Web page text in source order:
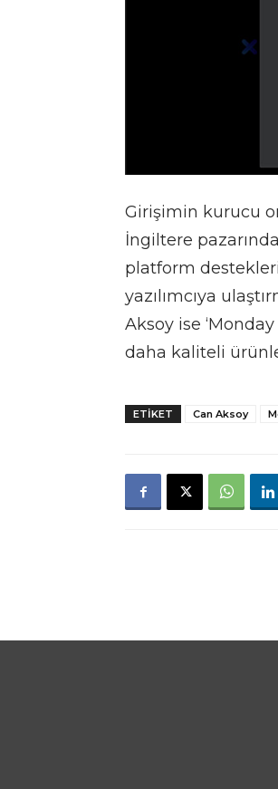
Girişimin kurucu
İngiltere
platform
yazılımcıya
Aksoy ise
daha kaliteli
ETIKET Can Aksoy